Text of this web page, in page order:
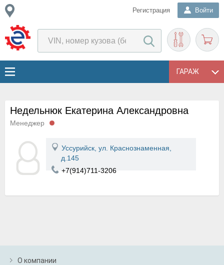
Регистрация Войти
ГАРАЖ
Недельнюк Екатерина Александровна
Менеджер
Уссурийск, ул. Краснознаменная,
д.145
+7(914)711-3206
О компании